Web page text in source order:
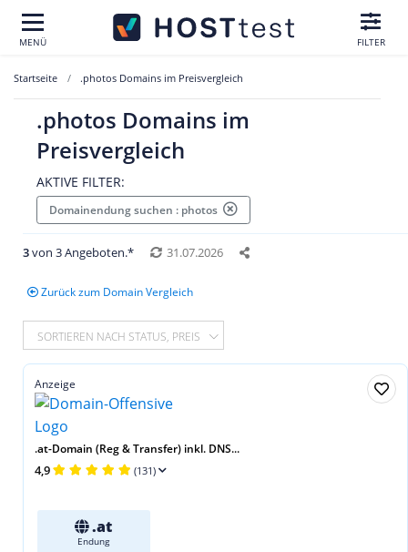
MENÜ FILTER
Startseite .photos Domains im Preisvergleich
.photos Domains im
Preisvergleich
AKTIVE FILTER:
Domainendung suchen : photos
3von 3 Angeboten.* 31.07.2026
Zurück zum Domain Vergleich
SORTIEREN NACH STATUS, PREIS
Anzeige
.at-Domain (Reg & Transfer) inkl. DNS...
4,9 (131)
.at
Endung